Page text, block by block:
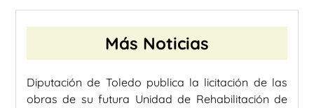
Más Noticias
Diputación de Toledo publica la licitación de las
obras de su futura Unidad de Rehabilitación de